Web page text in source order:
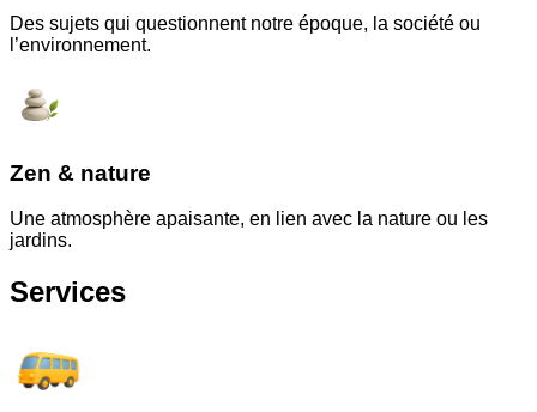
Des sujets qui questionnent notre époque, la société ou
l’environnement.
Zen & nature
Une atmosphère apaisante, en lien avec la nature ou les
jardins.
Services